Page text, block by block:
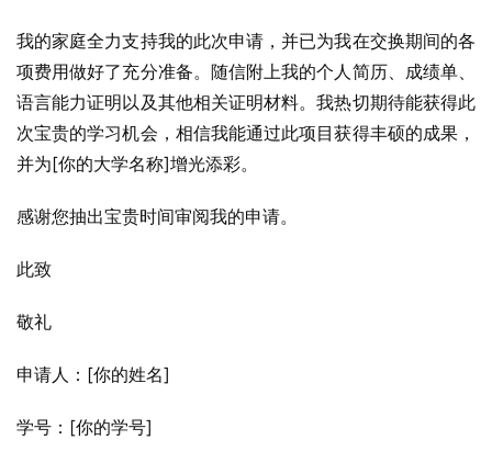
我的家庭全力支持我的此次申请，并已为我在交换期间的各
项费用做好了充分准备。随信附上我的个人简历、成绩单、
语言能力证明以及其他相关证明材料。我热切期待能获得此
次宝贵的学习机会，相信我能通过此项目获得丰硕的成果，
并为[你的大学名称]增光添彩。
感谢您抽出宝贵时间审阅我的申请。
此致
敬礼
申请人：[你的姓名]
学号：[你的学号]